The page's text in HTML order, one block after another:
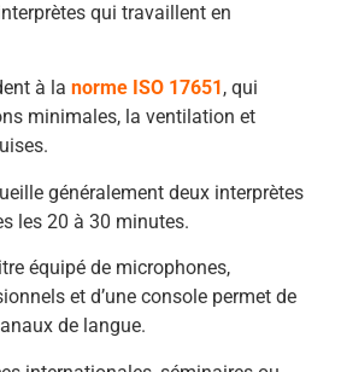
qui travaillent en
à la norme ISO 17651 , qui
minimales, la ventilation et
généralement deux interprètes
les 20 à 30 minutes.
équipé de microphones,
et d’une console permet de
de langue.